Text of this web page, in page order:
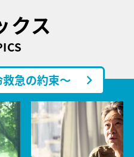
クス
急の約束～